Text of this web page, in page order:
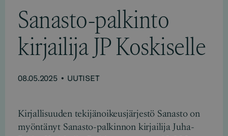
Sanasto-palkinto
kirjailija JP Koskiselle
08.05.2025 • UUTISET
Kirjallisuuden tekijänoikeusjärjestö Sanasto on
myöntänyt Sanasto-palkinnon kirjailija Juha-